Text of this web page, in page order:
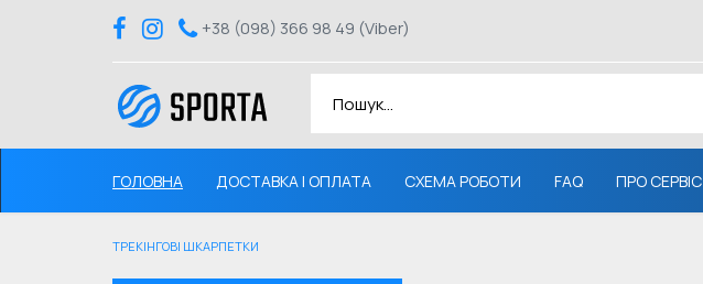
+38 (098) 366 98 49 (Viber)
ГОЛОВНА ДОСТАВКА І ОПЛАТА СХЕМА РОБОТИ FAQ ПРО СЕРВІС
ТРЕКІНГОВІ ШКАРПЕТКИ